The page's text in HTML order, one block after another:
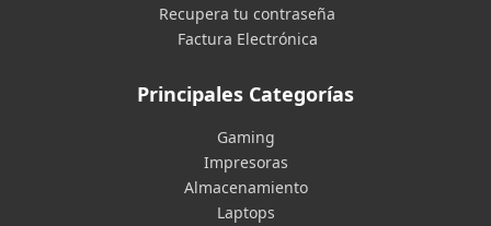
Recupera tu contraseña
Factura Electrónica
Principales Categorías
Gaming
Impresoras
Almacenamiento
Laptops